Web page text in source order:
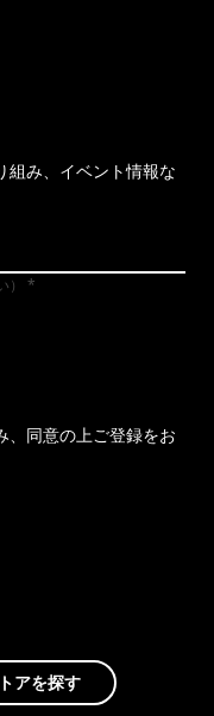
組み、イベント情報な
、同意の上ご登録をお
アを探す